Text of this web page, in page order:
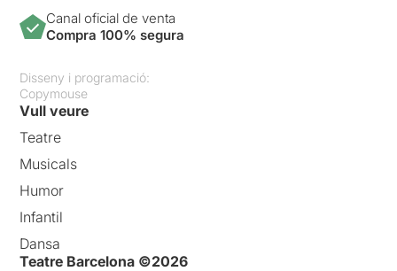
Canal oficial de venta
Compra 100% segura
Disseny i programació:
Copymouse
Vull veure
Teatre
Musicals
Humor
Infantil
Dansa
Teatre Barcelona ©2026